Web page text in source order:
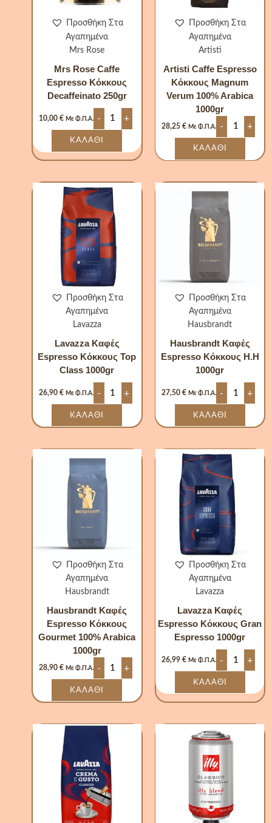
Προσθήκη Στα
Αγαπημένα
Mrs Rose
Mrs Rose Caffe
Espresso Κόκκους
Decaffeinato 250gr
10,00 € Με Φ.Π.Α. - +
ΚΑΛΆΘΙ
Προσθήκη Στα
Αγαπημένα
Artisti
Artisti Caffe Espresso
Κόκκους Magnum
Verum 100% Arabica
1000gr
28,25€ Με Φ.Π.Α. - +
ΚΑΛΆΘΙ
Προσθήκη Στα
Αγαπημένα
Lavazza
Lavazza Καφές
Espresso Κόκκους Top
Class 1000gr
26,90 € Με Φ.Π.Α. -
Lavazza
Καφές
Espresso
Κόκκους
Top
Class
1000gr
ποσότητα
+
ΚΑΛΆΘΙ
Προσθήκη Στα
Αγαπημένα
Hausbrandt
Hausbrandt Καφές
Espresso Κόκκους H.H
1000gr
27,50€ Με Φ.Π.Α. -
Hausbrandt
Καφές
Κόκκους
H.H
+
ΚΑΛΆΘΙ
Προσθήκη Στα
Αγαπημένα
Hausbrandt
Hausbrandt Καφές
Espresso Κόκκους
Gourmet 100% Arabica
1000gr
28,90 € Με Φ.Π.Α. -
Καφές
Κόκκους
Gourmet
+
ΚΑΛΆΘΙ
Προσθήκη Στα
Αγαπημένα
Lavazza
Lavazza Καφές
Espresso Κόκκους Gran
Espresso 1000gr
26,99€ Με Φ.Π.Α. -
Lavazza
Καφές
Espresso
Κόκκους
Gran
Espresso
1000gr
ποσότητα
+
ΚΑΛΆΘΙ
Lavazza
Καφές
Espresso
Κόκκους
Crema
e
Gusto
Classico
1000gr
ποσότητα
Caffe
Espresso
ποσότητα